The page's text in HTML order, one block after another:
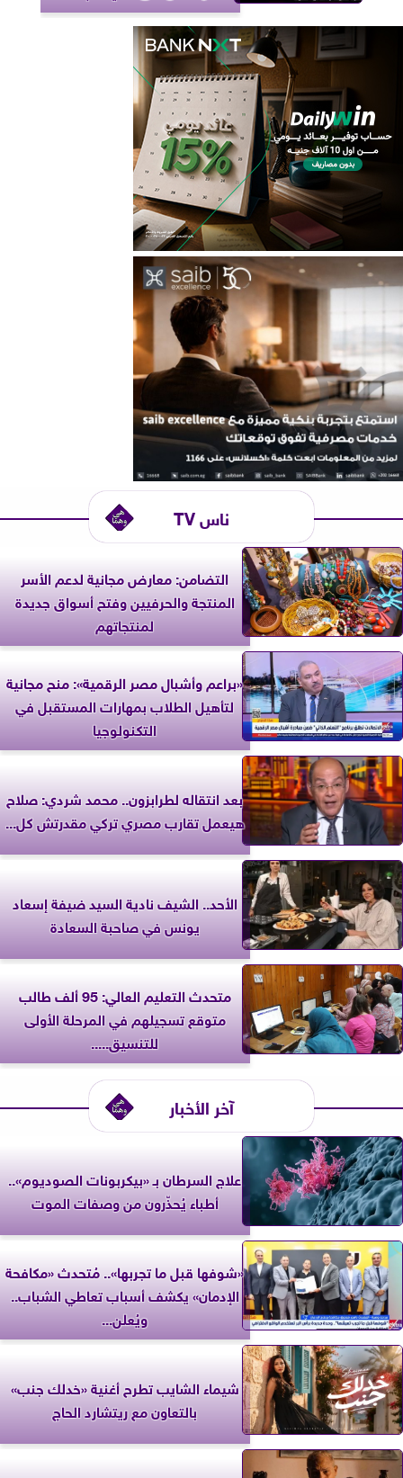
ناس TV
التضامن: معارض مجانية لدعم الأسر
المنتجة والحرفيين وفتح أسواق جديدة
لمنتجاتهم
«براعم وأشبال مصر الرقمية»: منح مجانية
لتأهيل الطلاب بمهارات المستقبل في
التكنولوجيا
بعد انتقاله لطرابزون.. محمد شردي: صلاح
هيعمل تقارب مصري تركي مقدرتش كل...
الأحد.. الشيف نادية السيد ضيفة إسعاد
يونس في صاحبة السعادة
متحدث التعليم العالي: 95 ألف طالب
متوقع تسجيلهم في المرحلة الأولى
للتنسيق.....
آخر الأخبار
علاج السرطان بـ «بيكربونات الصوديوم»..
أطباء يُحذّرون من وصفات الموت
«شوفها قبل ما تجربها».. مُتحدث «مكافحة
الإدمان» يكشف أسباب تعاطي الشباب..
ويُعلن...
شيماء الشايب تطرح أغنية «خدلك جنب»
بالتعاون مع ريتشارد الحاج